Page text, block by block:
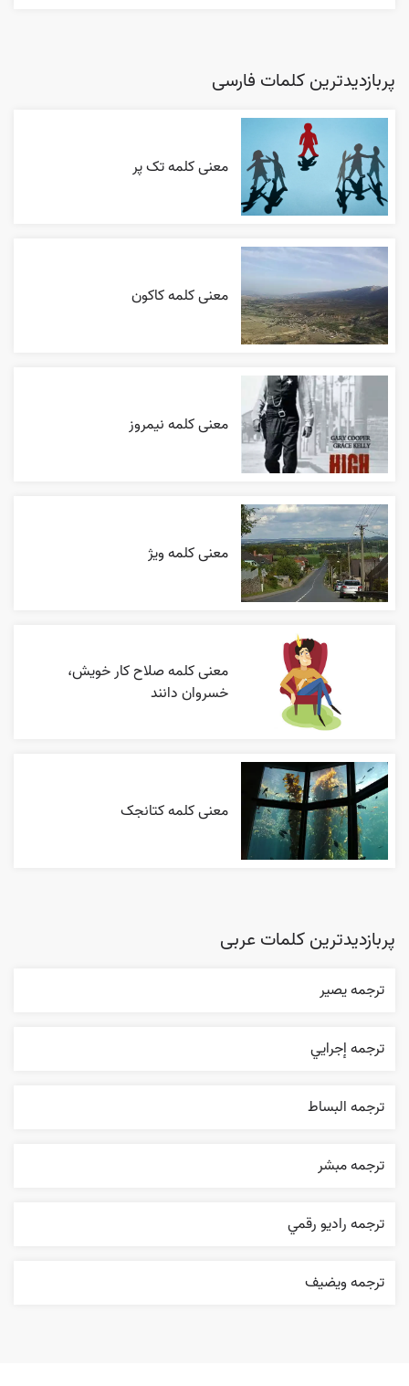
پربازدیدترین کلمات فارسی
معنی کلمه تک پر
معنی کلمه کاکون
معنی کلمه نیمروز
معنی کلمه ویژ
معنی کلمه صلاح کار خویش،
خسروان دانند
معنی کلمه کتانجک
پربازدیدترین کلمات عربی
ترجمه یصیر
ترجمه إجرایي
ترجمه البساط
ترجمه مبشر
ترجمه راديو رقمي
ترجمه ويضيف